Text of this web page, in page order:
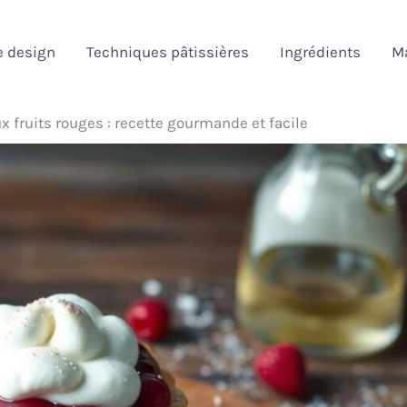
design Techniques pâtissières Ingrédients
fruits rouges : recette gourmande et facile